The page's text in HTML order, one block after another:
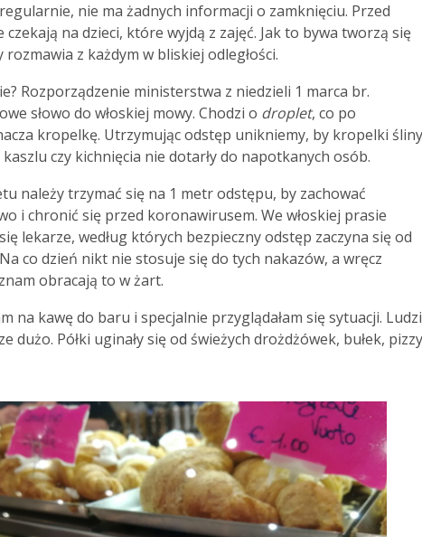
regularnie, nie ma żadnych informacji o zamknięciu. Przed
czekają na dzieci, które wyjdą z zajęć. Jak to bywa tworzą się
z każdym w bliskiej odległości.
Rozporządzenie ministerstwa z niedzieli 1 marca br.
słowo do włoskiej mowy. Chodzi o droplet, co po
kropelkę. Utrzymując odstęp unikniemy, by kropelki śliny
czy kichnięcia nie dotarły do napotkanych osób.
należy trzymać się na 1 metr odstępu, by zachować
i chronić się przed koronawirusem. We włoskiej prasie
lekarze, według których bezpieczny odstęp zaczyna się od
co dzień nikt nie stosuje się do tych nakazów, a wręcz
obracają to w żart.
na kawę do baru i specjalnie przyglądałam się sytuacji. Ludzi
dużo. Półki uginały się od świeżych drożdżówek, bułek, pizzy